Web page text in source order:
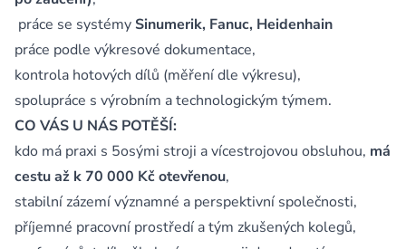
práce se systémy Sinumerik, Fanuc, Heidenhain
práce podle výkresové dokumentace,
kontrola hotových dílů (měření dle výkresu),
spolupráce s výrobním a technologickým týmem.
CO VÁS U NÁS POTĚŠÍ:
kdo má praxi s 5osými stroji a vícestrojovou obsluhou, má
cestu až k 70 000 Kč otevřenou,
stabilní zázemí významné a perspektivní společnosti,
příjemné pracovní prostředí a tým zkušených kolegů,